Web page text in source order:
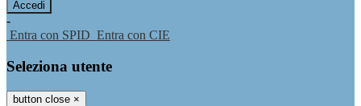
-
Entra con SPID Entra con CIE
Seleziona utente
button close ×